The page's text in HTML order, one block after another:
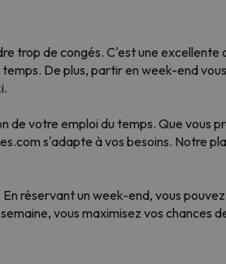
trop de congés. C'est une
De plus, partir en week-end
de votre emploi du temps. Que vous
s'adapte à vos besoins. Notre
réservant un week-end, vous
vous maximisez vos chances